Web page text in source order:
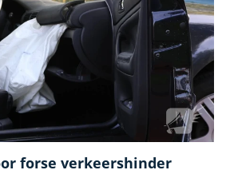
forse verkeershinder